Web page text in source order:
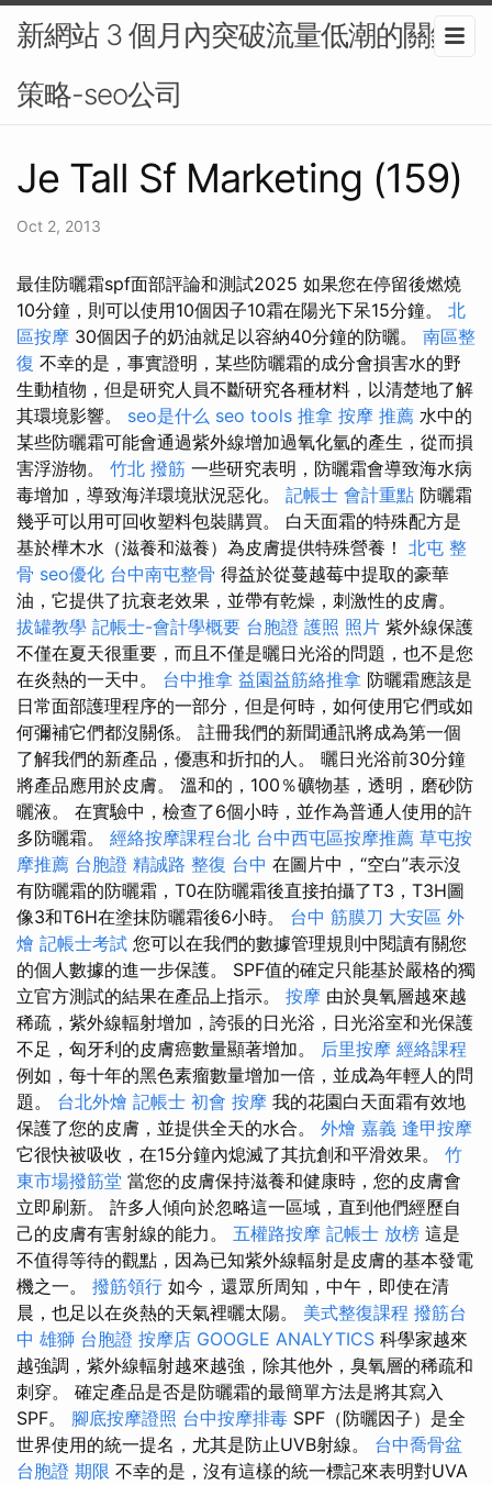
新網站 3 個月內突破流量低潮的關鍵
策略-seo公司
Je Tall Sf Marketing (159)
Oct 2, 2013
最佳防曬霜spf面部評論和測試2025 如果您在停留後燃燒
10分鐘，則可以使用10個因子10霜在陽光下呆15分鐘。 北
區按摩 30個因子的奶油就足以容納40分鐘的防曬。 南區整
復 不幸的是，事實證明，某些防曬霜的成分會損害水的野
生動植物，但是研究人員不斷研究各種材料，以清楚地了解
其環境影響。 seo是什么 seo tools 推拿 按摩 推薦 水中的
某些防曬霜可能會通過紫外線增加過氧化氫的產生，從而損
害浮游物。 竹北 撥筋 一些研究表明，防曬霜會導致海水病
毒增加，導致海洋環境狀況惡化。 記帳士 會計重點 防曬霜
幾乎可以用可回收塑料包裝購買。 白天面霜的特殊配方是
基於樺木水（滋養和滋養）為皮膚提供特殊營養！ 北屯 整
骨 seo優化 台中南屯整骨 得益於從蔓越莓中提取的豪華
油，它提供了抗衰老效果，並帶有乾燥，刺激性的皮膚。
拔罐教學 記帳士-會計學概要 台胞證 護照 照片 紫外線保護
不僅在夏天很重要，而且不僅是曬日光浴的問題，也不是您
在炎熱的一天中。 台中推拿 益園益筋絡推拿 防曬霜應該是
日常面部護理程序的一部分，但是何時，如何使用它們或如
何彌補它們都沒關係。 註冊我們的新聞通訊將成為第一個
了解我們的新產品，優惠和折扣的人。 曬日光浴前30分鐘
將產品應用於皮膚。 溫和的，100％礦物基，透明，磨砂防
曬液。 在實驗中，檢查了6個小時，並作為普通人使用的許
多防曬霜。 經絡按摩課程台北 台中西屯區按摩推薦 草屯按
摩推薦 台胞證 精誠路 整復 台中 在圖片中，“空白”表示沒
有防曬霜的防曬霜，T0在防曬霜後直接拍攝了T3，T3H圖
像3和T6H在塗抹防曬霜後6小時。 台中 筋膜刀 大安區 外
燴 記帳士考試 您可以在我們的數據管理規則中閱讀有關您
的個人數據的進一步保護。 SPF值的確定只能基於嚴格的獨
立官方測試的結果在產品上指示。 按摩 由於臭氧層越來越
稀疏，紫外線輻射增加，誇張的日光浴，日光浴室和光保護
不足，匈牙利的皮膚癌數量顯著增加。 后里按摩 經絡課程
例如，每十年的黑色素瘤數量增加一倍，並成為年輕人的問
題。 台北外燴 記帳士 初會 按摩 我的花園白天面霜有效地
保護了您的皮膚，並提供全天的水合。 外燴 嘉義 逢甲按摩
它很快被吸收，在15分鐘內熄滅了其抗創和平滑效果。 竹
東市場撥筋堂 當您的皮膚保持滋養和健康時，您的皮膚會
立即刷新。 許多人傾向於忽略這一區域，直到他們經歷自
己的皮膚有害射線的能力。 五權路按摩 記帳士 放榜 這是
不值得等待的觀點，因為已知紫外線輻射是皮膚的基本發電
機之一。 撥筋領行 如今，還眾所周知，中午，即使在清
晨，也足以在炎熱的天氣裡曬太陽。 美式整復課程 撥筋台
中 雄獅 台胞證 按摩店 GOOGLE ANALYTICS 科學家越來
越強調，紫外線輻射越來越強，除其他外，臭氧層的稀疏和
刺穿。 確定產品是否是防曬霜的最簡單方法是將其寫入
SPF。 腳底按摩證照 台中按摩排毒 SPF（防曬因子）是全
世界使用的統一提名，尤其是防止UVB射線。 台中喬骨盆
台胞證 期限 不幸的是，沒有這樣的統一標記來表明對UVA